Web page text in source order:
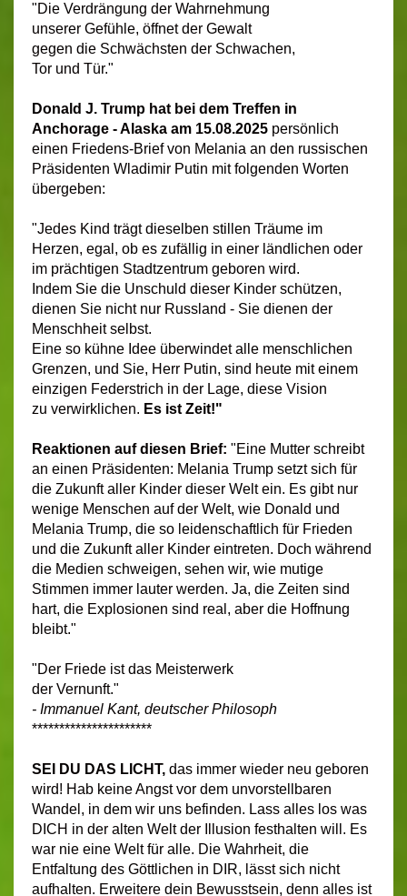
"Die Verdrängung der Wahrnehmung
unserer Gefühle, öffnet der Gewalt
gegen die Schwächsten der Schwachen,
Tor und Tür."
Donald J. Trump hat bei dem Treffen in
Anchorage - Alaska am 15.08.2025 persönlich
einen Friedens-Brief von Melania an den russischen
Präsidenten Wladimir Putin mit folgenden Worten
übergeben:
"Jedes Kind trägt dieselben stillen Träume im
Herzen, egal, ob es zufällig in einer ländlichen oder
im prächtigen Stadtzentrum geboren wird.
Indem Sie die Unschuld dieser Kinder schützen,
dienen Sie nicht nur Russland - Sie dienen der
Menschheit selbst.
Eine so kühne Idee überwindet alle menschlichen
Grenzen, und Sie, Herr Putin, sind heute mit einem
einzigen Federstrich in der Lage, diese Vision
zu verwirklichen. Es ist Zeit!"
Reaktionen auf diesen Brief: "Eine Mutter schreibt
an einen Präsidenten: Melania Trump setzt sich für
die Zukunft aller Kinder dieser Welt ein. Es gibt nur
wenige Menschen auf der Welt, wie Donald und
Melania Trump, die so leidenschaftlich für Frieden
und die Zukunft aller Kinder eintreten. Doch während
die Medien schweigen, sehen wir, wie mutige
Stimmen immer lauter werden. Ja, die Zeiten sind
hart, die Explosionen sind real, aber die Hoffnung
bleibt."
"Der Friede ist das Meisterwerk
der Vernunft."
- Immanuel Kant, deutscher Philosoph
**********************
SEI DU DAS LICHT, das immer wieder neu geboren
wird! Hab keine Angst vor dem unvorstellbaren
Wandel, in dem wir uns befinden. Lass alles los was
DICH in der alten Welt der Illusion festhalten will. Es
war nie eine Welt für alle. Die Wahrheit, die
Entfaltung des Göttlichen in DIR, lässt sich nicht
aufhalten. Erweitere dein Bewusstsein, denn alles ist